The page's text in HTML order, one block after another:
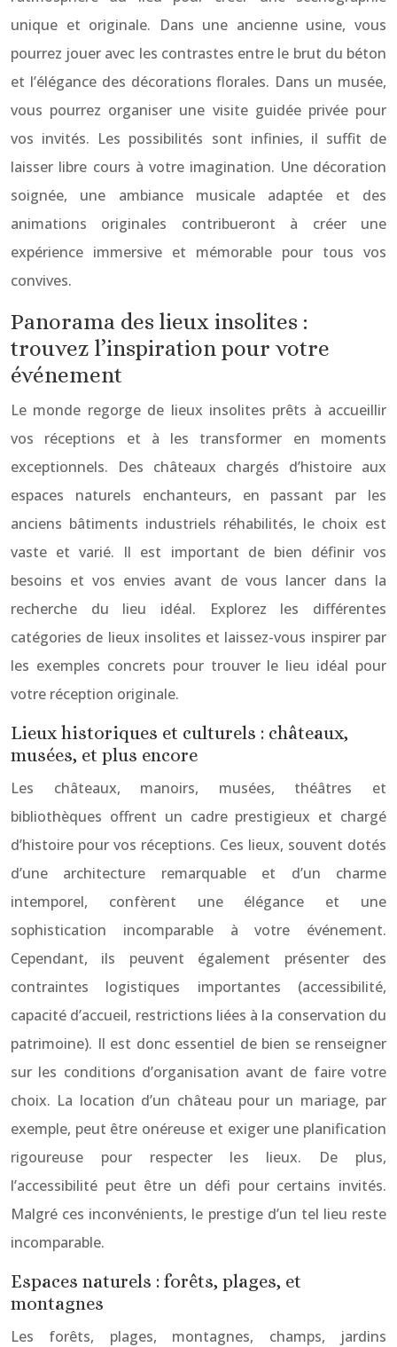
unique et originale. Dans une ancienne usine, vous
pourrez jouer avec les contrastes entre le brut du béton
et l’élégance des décorations florales. Dans un musée,
vous pourrez organiser une visite guidée privée pour
vos invités. Les possibilités sont infinies, il suffit de
laisser libre cours à votre imagination. Une décoration
soignée, une ambiance musicale adaptée et des
animations originales contribueront à créer une
expérience immersive et mémorable pour tous vos
convives.
Panorama des lieux insolites :
trouvez l’inspiration pour votre
événement
Le monde regorge de lieux insolites prêts à accueillir
vos réceptions et à les transformer en moments
exceptionnels. Des châteaux chargés d’histoire aux
espaces naturels enchanteurs, en passant par les
anciens bâtiments industriels réhabilités, le choix est
vaste et varié. Il est important de bien définir vos
besoins et vos envies avant de vous lancer dans la
recherche du lieu idéal. Explorez les différentes
catégories de lieux insolites et laissez-vous inspirer par
les exemples concrets pour trouver le lieu idéal pour
votre réception originale.
Lieux historiques et culturels : châteaux,
musées, et plus encore
Les châteaux, manoirs, musées, théâtres et
bibliothèques offrent un cadre prestigieux et chargé
d’histoire pour vos réceptions. Ces lieux, souvent dotés
d’une architecture remarquable et d’un charme
intemporel, confèrent une élégance et une
sophistication incomparable à votre événement.
Cependant, ils peuvent également présenter des
contraintes logistiques importantes (accessibilité,
capacité d’accueil, restrictions liées à la conservation du
patrimoine). Il est donc essentiel de bien se renseigner
sur les conditions d’organisation avant de faire votre
choix. La location d’un château pour un mariage, par
exemple, peut être onéreuse et exiger une planification
rigoureuse pour respecter les lieux. De plus,
l’accessibilité peut être un défi pour certains invités.
Malgré ces inconvénients, le prestige d’un tel lieu reste
incomparable.
Espaces naturels : forêts, plages, et
montagnes
Les forêts, plages, montagnes, champs, jardins